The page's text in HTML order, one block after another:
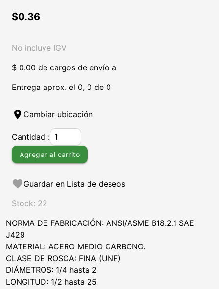
$0.36
No incluye IGV
$ 0.00 de cargos de envío a
Entrega aprox. el 0, 0 de 0
location_on Cambiar ubicación
Cantidad :
Agregar al carrito
favoriteGuardar en Lista de deseos
Stock: 22
NORMA DE FABRICACIÓN: ANSI/ASME B18.2.1 SAE
J429
MATERIAL: ACERO MEDIO CARBONO.
CLASE DE ROSCA: FINA (UNF)
DIÁMETROS: 1/4 hasta 2
LONGITUD: 1/2 hasta 25